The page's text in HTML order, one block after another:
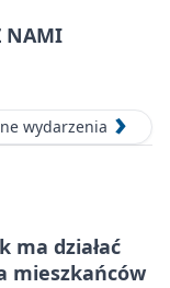
NAMI
wydarzenia
ma działać
mieszkańców